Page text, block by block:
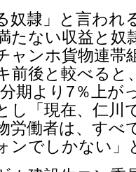
奴隷」と言わ
たない収益と奴
ャンホ貨物連帯
前後と較べると
期より7％上が
し「現在、仁川
労働者は、すべ
ンでしかない」